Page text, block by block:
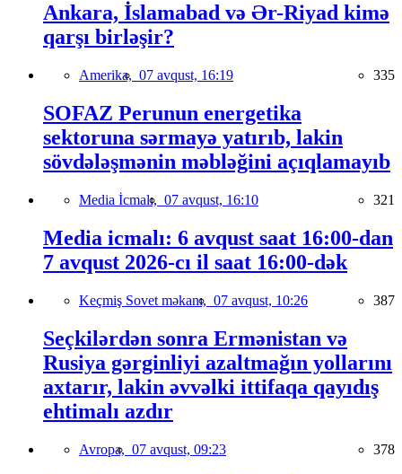
Ankara, İslamabad və Ər-Riyad kimə
qarşı birləşir?
Amerika, 07 avqust, 16:19 335
SOFAZ Perunun energetika
sektoruna sərmayə yatırıb, lakin
sövdələşmənin məbləğini açıqlamayıb
Media İcmalı, 07 avqust, 16:10 321
Media icmalı: 6 avqust saat 16:00-dan
7 avqust 2026-cı il saat 16:00-dək
Keçmiş Sovet məkanı, 07 avqust, 10:26 387
Seçkilərdən sonra Ermənistan və
Rusiya gərginliyi azaltmağın yollarını
axtarır, lakin əvvəlki ittifaqa qayıdış
ehtimalı azdır
Avropa, 07 avqust, 09:23 378